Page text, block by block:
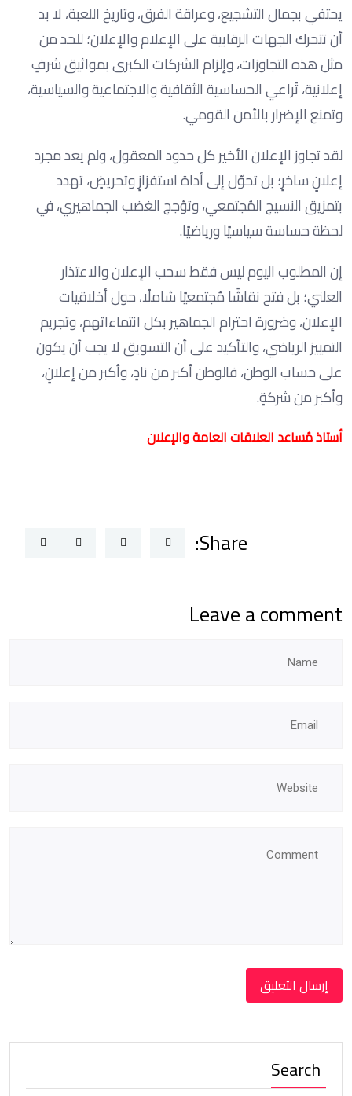
يحتفي بجمال التشجيع، وعراقة الفرق، وتاريخ اللعبة، لا بد
أن تتحرك الجهات الرقابية على الإعلام والإعلان؛ للحد من
مثل هذه التجاوزات، وإلزام الشركات الكبرى بمواثيق شرفٍ
إعلانية، تُراعي الحساسية الثقافية والاجتماعية والسياسية،
وتمنع الإضرار بالأمن القومي.
لقد تجاوز الإعلان الأخير كل حدود المعقول، ولم يعد مجرد
إعلانٍ ساخرٍ؛ بل تحوّل إلى أداة استفزازٍ وتحريضٍ، تهدد
بتمزيق النسيج المُجتمعي، وتؤجج الغضب الجماهيري، في
لحظة حساسة سياسيًا ورياضيًا.
إن المطلوب اليوم ليس فقط سحب الإعلان والاعتذار
العلني؛ بل فتح نقاشًا مُجتمعيًا شاملًا، حول أخلاقيات
الإعلان، وضرورة احترام الجماهير بكل انتماءاتهم، وتجريم
التمييز الرياضي، والتأكيد على أن التسويق لا يجب أن يكون
على حساب الوطن، فالوطن أكبر من نادٍ، وأكبر من إعلانٍ،
وأكبر من شركةٍ.
أستاذ مُساعد العلاقات العامة والإعلان
Share:
Leave a comment
Search